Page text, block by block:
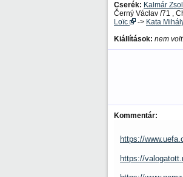
Cserék: Kalmár
Černý Václav /71 ,
Loïc
-> Kata
Kiállítások: nem
Kommentár:
https://
https://